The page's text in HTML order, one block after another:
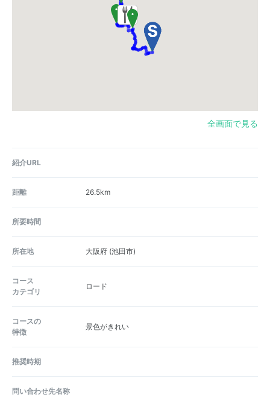
全画面で見る
紹介URL
距離 26.5km
所要時間
所在地 大阪府 (池田市)
コース
カテゴリ
ロード
コースの
特徴
景色がきれい
推奨時期
問い合わせ先名称